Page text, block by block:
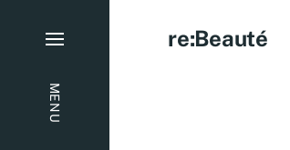
MENU
re:Beauté